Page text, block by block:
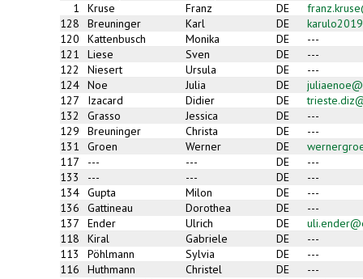
1
Kruse Franz DE
128
Breuninger Karl DE
120
Kattenbusch Monika DE
---
121
Liese Sven DE
---
122
Niesert Ursula DE
---
124 Noe Julia DE
127
Izacard Didier DE
132
Grasso Jessica DE
---
129
Breuninger Christa DE
---
131
Groen Werner DE
117
--- --- DE
---
133
--- --- DE
---
134 Gupta Milon DE
---
136
Gattineau Dorothea DE
---
137
Ender Ulrich DE
118
Kiral Gabriele DE
---
113
Pöhlmann Sylvia DE
---
116
Huthmann Christel DE
---